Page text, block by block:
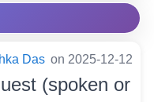
Das on 2025-12-12
(spoken or